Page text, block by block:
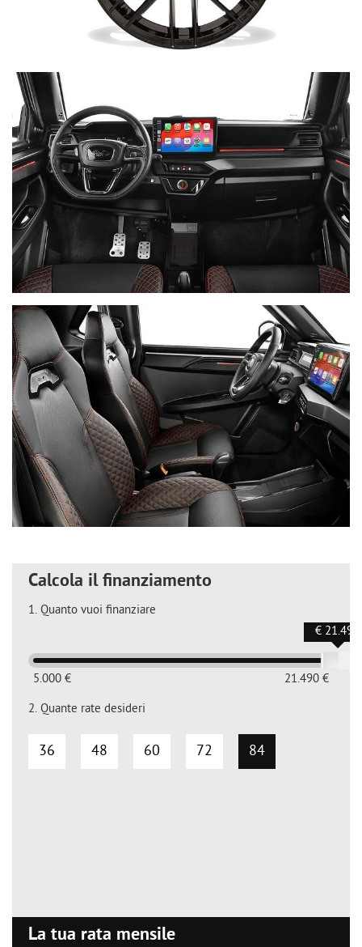
Calcola il finanziamento
1. Quanto vuoi finanziare
5.000 € 21.490 €
€ 21.490
2. Quante rate desideri
36 48 60 72 84
La tua rata mensile